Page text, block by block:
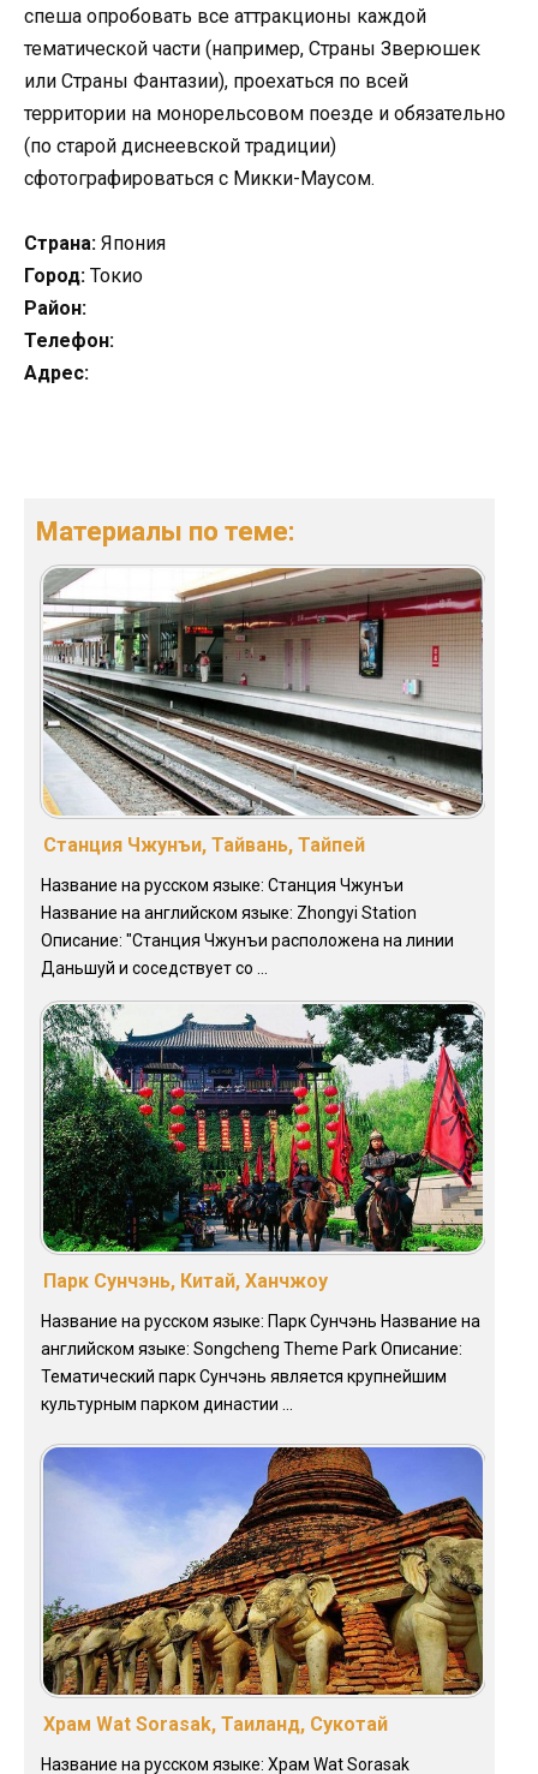
спеша опробовать все аттракционы каждой
тематической части (например, Страны Зверюшек
или Страны Фантазии), проехаться по всей
территории на монорельсовом поезде и обязательно
(по старой диснеевской традиции)
сфотографироваться с Микки-Маусом.
Страна: Япония
Город: Токио
Район:
Телефон:
Адрес:
Материалы по теме:
Станция Чжунъи, Тайвань, Тайпей
Название на русском языке: Станция Чжунъи
Название на английском языке: Zhongyi Station
Описание: "Станция Чжунъи расположена на линии
Даньшуй и соседствует со ...
Парк Сунчэнь, Китай, Ханчжоу
Название на русском языке: Парк Сунчэнь Название на
английском языке: Songcheng Theme Park Описание:
Тематический парк Сунчэнь является крупнейшим
культурным парком династии ...
Храм Wat Sorasak, Таиланд, Сyкoтaй
Название на русском языке: Храм Wat Sorasak